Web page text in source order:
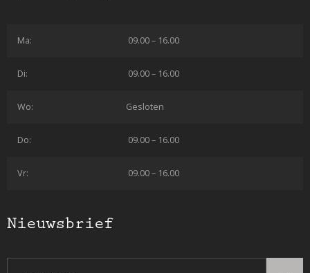
Ma: 09.00 – 16.00
Di: 09.00 – 16.00
Wo: Gesloten
Do: 09.00 – 16.00
Vr: 09.00 – 16.00
Nieuwsbrief